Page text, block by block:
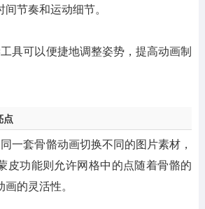
节奏和运动细节。
具可以便捷地调整姿势，提高动画制
点
一套骨骼动画切换不同的图片素材，
皮功能则允许网格中的点随着骨骼的
的灵活性。